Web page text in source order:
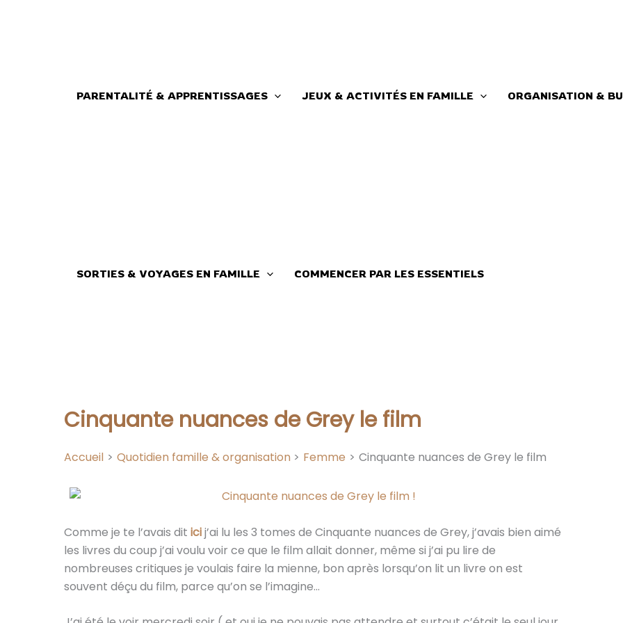
PARENTALITÉ & APPRENTISSAGES JEUX & ACTIVITÉS EN FAMILLE ORGANISATION &
SORTIES & VOYAGES EN FAMILLE COMMENCER PAR LES ESSENTIELS
Cinquante nuances de Grey le film
Accueil Quotidien famille & organisation Femme Cinquante nuances de Grey le film
Comme je te l’avais dit icij’ai lu les 3 tomes de Cinquante nuances de Grey, j’avais bien aimé
les livres du coup j’ai voulu voir ce que le film allait donner, même si j’ai pu lire de
nombreuses critiques je voulais faire la mienne, bon après lorsqu’on lit un livre on est
souvent déçu du film, parce qu’on se l’imagine…